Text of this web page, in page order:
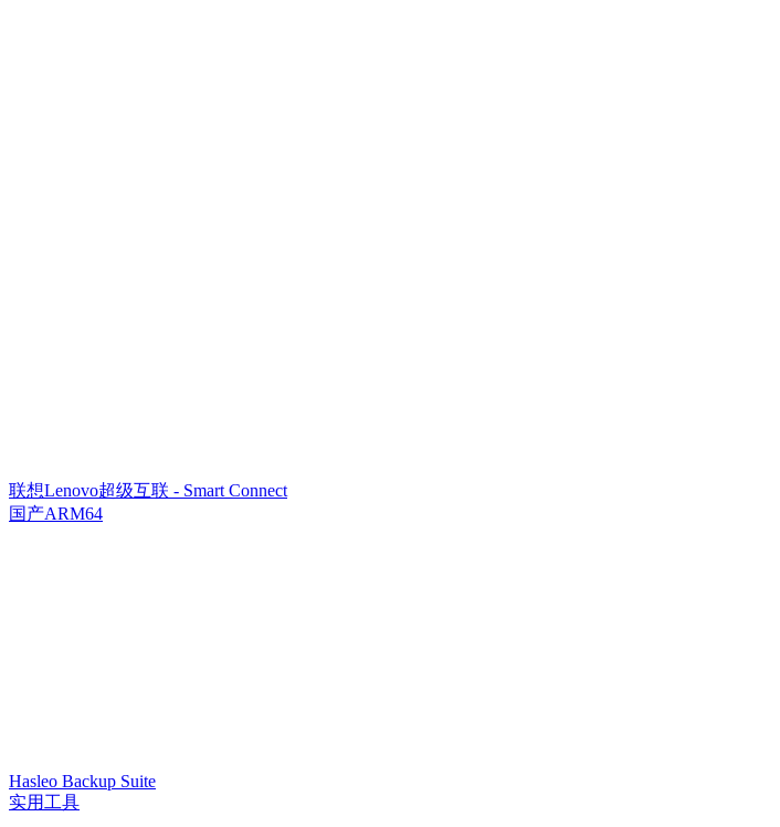
联想Lenovo超级互联 - Smart Connect
国产ARM64
Hasleo Backup Suite
实用工具